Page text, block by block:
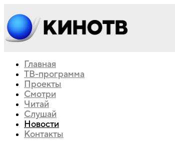
Главная
ТВ-программа
Проекты
Смотри
Читай
Слушай
Новости
Контакты